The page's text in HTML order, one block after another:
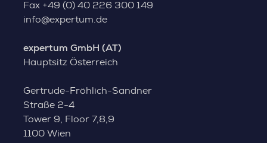
Fax +49 (0) 40 226 300 149
info@expertum.de
expertum GmbH (AT)
Hauptsitz Österreich
Gertrude-Fröhlich-Sandner
Straße 2-4
Tower 9, Floor 7,8,9
1100 Wien